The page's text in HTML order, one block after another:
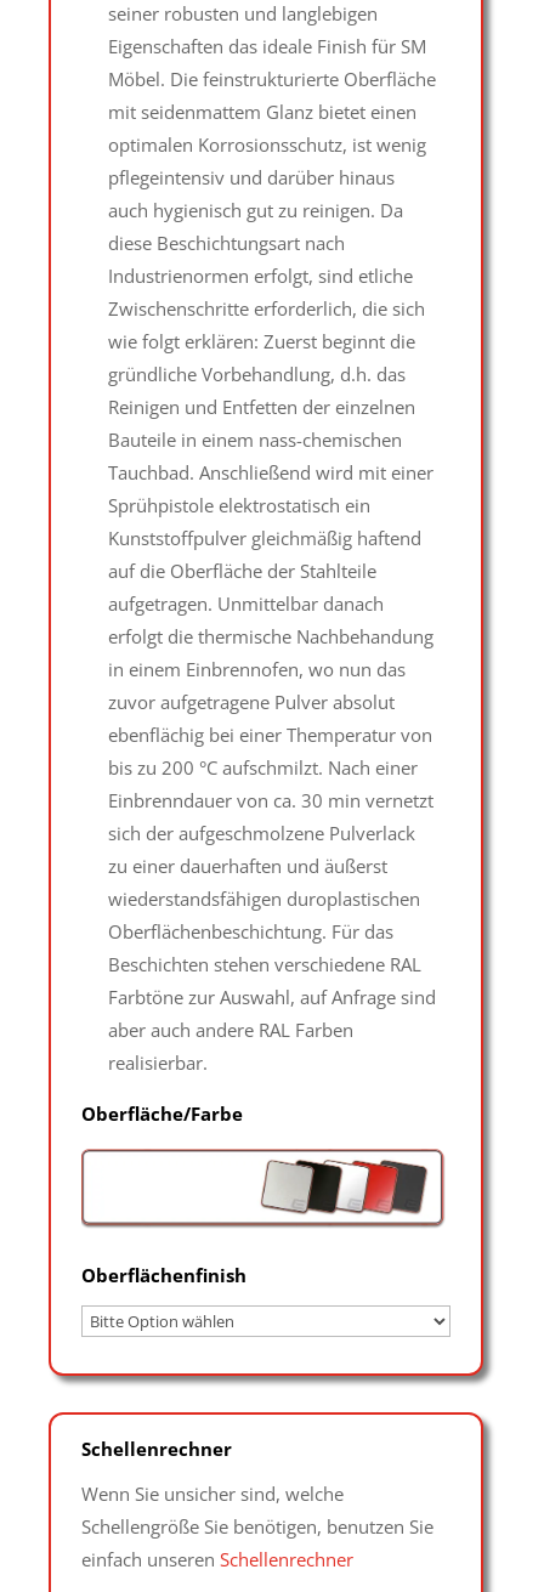
seiner robusten und langlebigen
Eigenschaften das ideale Finish für SM
Möbel. Die feinstrukturierte Oberfläche
mit seidenmattem Glanz bietet einen
optimalen Korrosionsschutz, ist wenig
pflegeintensiv und darüber hinaus
auch hygienisch gut zu reinigen. Da
diese Beschichtungsart nach
Industrienormen erfolgt, sind etliche
Zwischenschritte erforderlich, die sich
wie folgt erklären: Zuerst beginnt die
gründliche Vorbehandlung, d.h. das
Reinigen und Entfetten der einzelnen
Bauteile in einem nass-chemischen
Tauchbad. Anschließend wird mit einer
Sprühpistole elektrostatisch ein
Kunststoffpulver gleichmäßig haftend
auf die Oberfläche der Stahlteile
aufgetragen. Unmittelbar danach
erfolgt die thermische Nachbehandung
in einem Einbrennofen, wo nun das
zuvor aufgetragene Pulver absolut
ebenflächig bei einer Themperatur von
bis zu 200 °C aufschmilzt. Nach einer
Einbrenndauer von ca. 30 min vernetzt
sich der aufgeschmolzene Pulverlack
zu einer dauerhaften und äußerst
wiederstandsfähigen duroplastischen
Oberflächenbeschichtung. Für das
Beschichten stehen verschiedene RAL
Farbtöne zur Auswahl, auf Anfrage sind
aber auch andere RAL Farben
realisierbar.
Oberfläche/Farbe
Oberflächenfinish
Schellenrechner
Wenn Sie unsicher sind, welche
Schellengröße Sie benötigen, benutzen Sie
einfach unseren Schellenrechner